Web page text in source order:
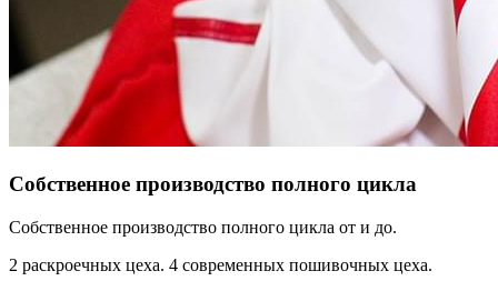
Собственное производство полного цикла
Собственное производство полного цикла от и до.
2 раскроечных цеха. 4 современных пошивочных цеха.